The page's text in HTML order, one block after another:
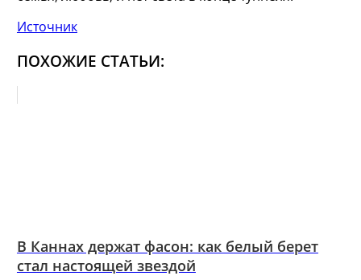
Источник
ПОХОЖИЕ СТАТЬИ:
В Каннах держат фасон: как белый берет
стал настоящей звездой